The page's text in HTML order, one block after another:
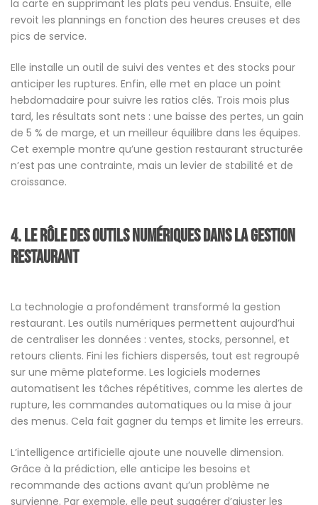
la carte en supprimant les plats peu vendus. Ensuite, elle
revoit les plannings en fonction des heures creuses et des
pics de service.
Elle installe un outil de suivi des ventes et des stocks pour
anticiper les ruptures. Enfin, elle met en place un point
hebdomadaire pour suivre les ratios clés. Trois mois plus
tard, les résultats sont nets : une baisse des pertes, un gain
de 5 % de marge, et un meilleur équilibre dans les équipes.
Cet exemple montre qu’une gestion restaurant structurée
n’est pas une contrainte, mais un levier de stabilité et de
croissance.
4. Le rôle des outils numériques dans la gestion
restaurant
La technologie a profondément transformé la gestion
restaurant. Les outils numériques permettent aujourd’hui
de centraliser les données : ventes, stocks, personnel, et
retours clients. Fini les fichiers dispersés, tout est regroupé
sur une même plateforme. Les logiciels modernes
automatisent les tâches répétitives, comme les alertes de
rupture, les commandes automatiques ou la mise à jour
des menus. Cela fait gagner du temps et limite les erreurs.
L’intelligence artificielle ajoute une nouvelle dimension.
Grâce à la prédiction, elle anticipe les besoins et
recommande des actions avant qu’un problème ne
survienne. Par exemple, elle peut suggérer d’ajuster les